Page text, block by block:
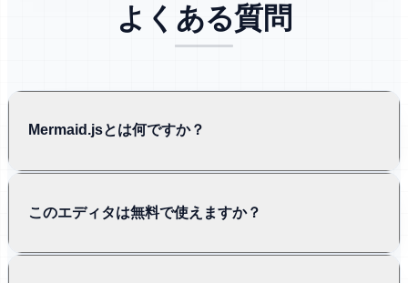
よくある質問
Mermaid.jsとは何ですか？
このエディタは無料で使えますか？